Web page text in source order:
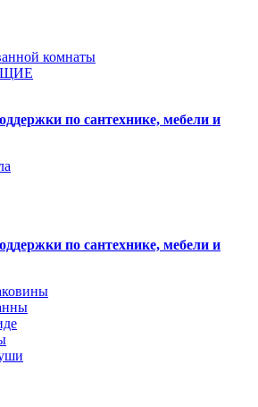
комнаты
по сантехнике, мебели и
по сантехнике, мебели и